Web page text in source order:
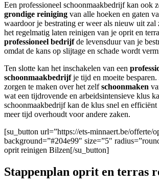
Een professioneel schoonmaakbedrijf kan ook
grondige reiniging van alle hoeken en gaten
waardoor je bestrating er weer als nieuw uit
het regelmatig laten reinigen van je oprit en
professioneel bedrijfde levensduur van je
omdat de kans op slijtage en schade wordt
Ten slotte kan het inschakelen van een
schoonmaakbedrijfje tijd en moeite besparen.
zorgen te maken over het zelfschoonmaken
wat een tijdrovende en arbeidsintensieve klus
schoonmaakbedrijf kan de klus snel en
meer tijd overhoudt voor andere zaken.
[su_button url=”https://ets-minnaert.be/offerte/
background=”#204e99″ size=”5″
oprit reinigen Bilzen[/su_button]
Stappenplan oprit en terras